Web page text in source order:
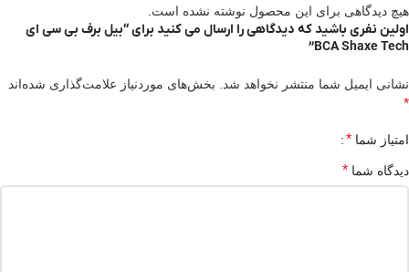
هیچ دیدگاهی برای این محصول نوشته نشده است.
اولین نفری باشید که دیدگاهی را ارسال می کنید برای “بیل برف بی سی ای
BCA Shaxe Tech”
نشانی ایمیل شما منتشر نخواهد شد. بخش‌های موردنیاز علامت‌گذاری شده‌اند
*
امتیاز شما *
دیدگاه شما *